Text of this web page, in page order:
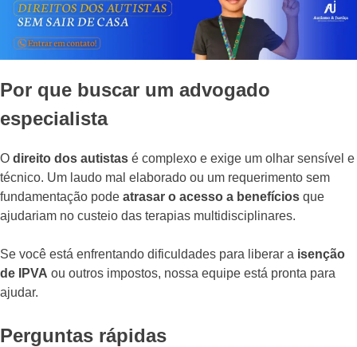
Por que buscar um advogado
especialista
O direito dos autistas é complexo e exige um olhar sensível e
técnico. Um laudo mal elaborado ou um requerimento sem
fundamentação pode atrasar o acesso a benefícios que
ajudariam no custeio das terapias multidisciplinares.
Se você está enfrentando dificuldades para liberar a isenção
de IPVA ou outros impostos, nossa equipe está pronta para
ajudar.
Perguntas rápidas